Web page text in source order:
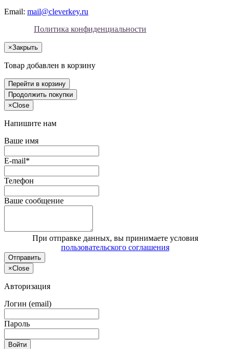
Email: mail@cleverkey.ru
Политика конфиденциальности
×Закрыть
Товар добавлен в корзину
Перейти в корзину
Продолжить покупки
×Close
Напишите нам
Ваше имя
E-mail*
Телефон
Ваше сообщение
При отправке данных, вы принимаете условия
пользовательского соглашения
Отправить
×Close
Авторизация
Логин (email)
Пароль
Войти